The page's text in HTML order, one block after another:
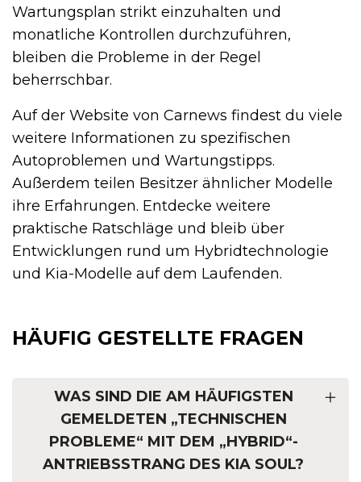
Wartungsplan strikt einzuhalten und
monatliche Kontrollen durchzuführen,
bleiben die Probleme in der Regel
beherrschbar.
Auf der Website von Carnews findest du viele
weitere Informationen zu spezifischen
Autoproblemen und Wartungstipps.
Außerdem teilen Besitzer ähnlicher Modelle
ihre Erfahrungen. Entdecke weitere
praktische Ratschläge und bleib über
Entwicklungen rund um Hybridtechnologie
und Kia-Modelle auf dem Laufenden.
HÄUFIG GESTELLTE FRAGEN
WAS SIND DIE AM HÄUFIGSTEN
GEMELDETEN „TECHNISCHEN
PROBLEME“ MIT DEM „HYBRID“-
ANTRIEBSSTRANG DES KIA SOUL?